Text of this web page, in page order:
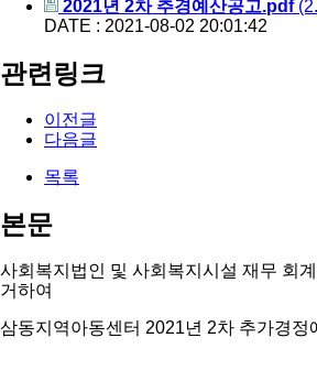
2021년 2차 추경예산공고.pdf
DATE : 2021-08-02 20:01:42
관련링크
이전글
다음글
목록
본문
사회복지법인 및 사회복지시설 재무 회
거하여
삼동지역아동센터 2021년 2차 추가경정